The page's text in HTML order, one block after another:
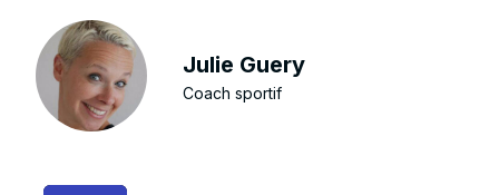
Julie Guery
Coach sportif